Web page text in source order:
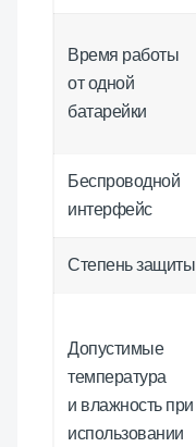
Время работы
от одной
батарейки
Беспроводной
интерфейс
Степень защиты
Допустимые
температура
и влажность при
использовании